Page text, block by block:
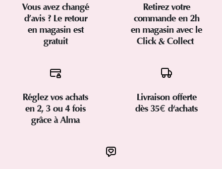
Vous avez changé
d’avis ? Le retour
en magasin est
gratuit
Retirez votre
commande en 2h
en magasin avec le
Click & Collect
Réglez vos achats
en 2, 3 ou 4 fois
grâce à Alma
Livraison offerte
dès 35€ d'achats